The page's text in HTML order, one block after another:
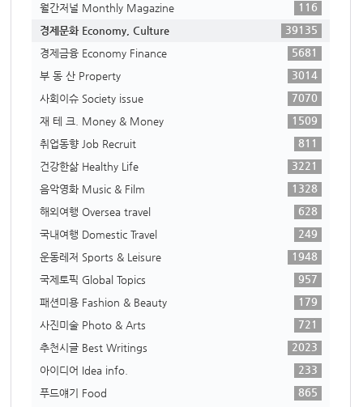
월간저널 Monthly Magazine
116
경제문화 Economy, Culture
39135
경제금융 Economy Finance
5681
부 동 산 Property
3014
사회이슈 Society issue
7070
재 테 크. Money & Money
1509
취업동향 Job Recruit
811
건강한삶 Healthy Life
3221
음악영화 Music & Film
1328
해외여행 Oversea travel
628
국내여행 Domestic Travel
249
운동레저 Sports & Leisure
1948
국제토픽 Global Topics
957
패션미용 Fashion & Beauty
179
사진미술 Photo & Arts
721
추천시글 Best Writings
2023
아이디어 Idea info.
233
푸드얘기 Food
865